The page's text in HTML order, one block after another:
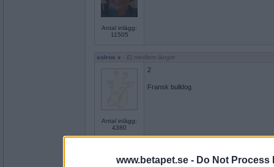
www.betapet.se - Do Not Process
Antal inlägg:
11505
solros x - Ej medlem längre
Antal inlägg:
4380
2
Fransk bulldog
4